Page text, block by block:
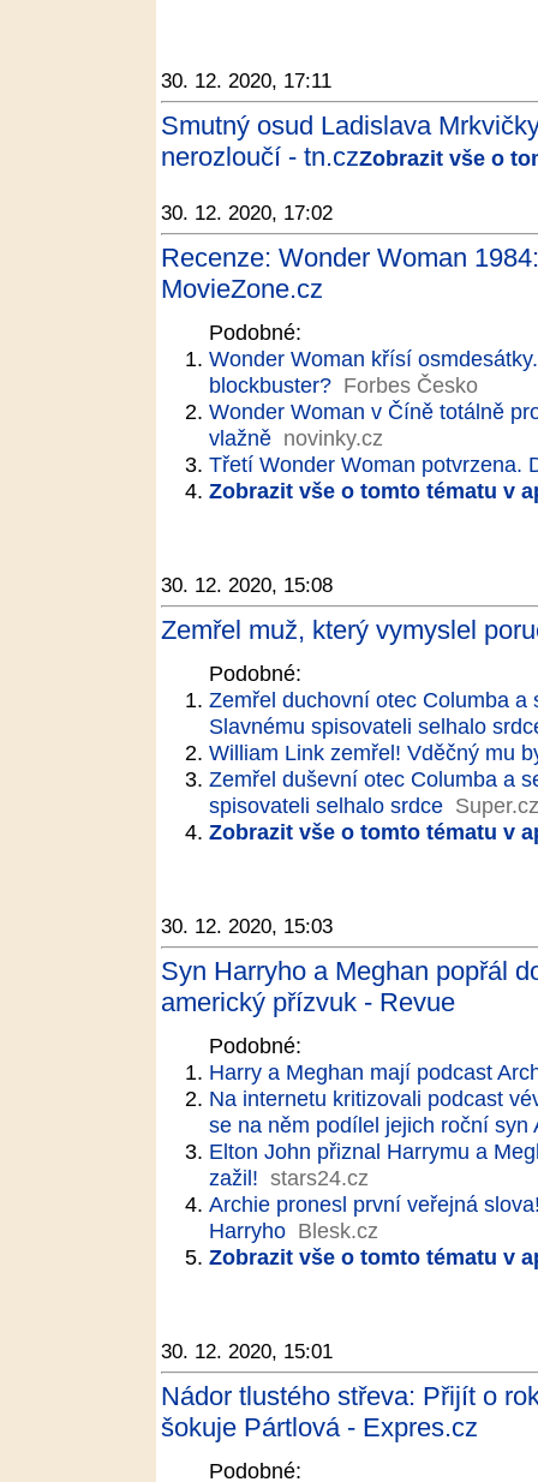
30. 12. 2020, 17:11
Smutný osud Ladislava
nerozloučí - tn.czZobrazit vše o
30. 12. 2020, 17:02
Recenze: Wonder Woman
MovieZone.cz
Podobné:
Wonder Woman křísí
blockbuster? Forbes Česko
Wonder Woman v Číně totálně
vlažně novinky.cz
Třetí Wonder Woman potvrzena.
Zobrazit vše o tomto tématu v
30. 12. 2020, 15:08
Zemřel muž, který vymyslel
Podobné:
Zemřel duchovní otec Columba a
Slavnému spisovateli selhalo
William Link zemřel! Vděčný mu
Zemřel duševní otec Columba a
spisovateli selhalo srdce Super.cz
Zobrazit vše o tomto tématu v
30. 12. 2020, 15:03
Syn Harryho a Meghan popřál
americký přízvuk - Revue
Podobné:
Harry a Meghan mají podcast
Na internetu kritizovali podcast
se na něm podílel jejich roční syn
Elton John přiznal Harrymu a
zažil! stars24.cz
Archie pronesl první veřejná
Harryho Blesk.cz
Zobrazit vše o tomto tématu v
30. 12. 2020, 15:01
Nádor tlustého střeva: Přijít o
šokuje Pártlová - Expres.cz
Podobné: